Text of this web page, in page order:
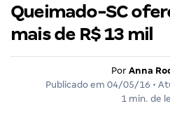
Queimado-SC
mais de R$ 13 mil
Por Anna
Publicado em 04/05/16 •
1 min. de